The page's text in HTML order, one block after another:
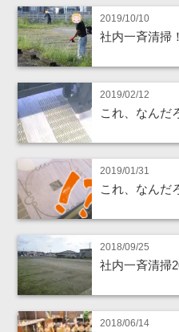
2019/10/10
社内一斉清掃
2019/02/12
これ、なんだ
2019/01/31
これ、なんだ
2018/09/25
社内一斉清掃
2018/06/14